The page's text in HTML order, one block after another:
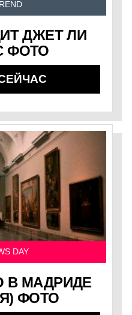
ДЖЕТ ЛИ
ФОТО
DAY
В МАДРИДЕ
ФОТО